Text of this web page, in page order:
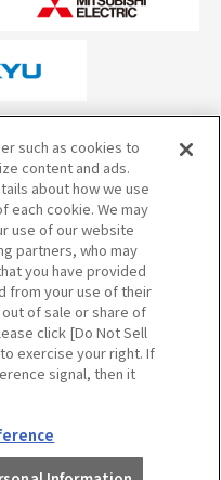
ーについて
あたって
扱い
のお問い合わせ
フォンサービス
2512
such as cookies to
content and ads.
about how we use
each cookie. We may
use of our website
partners, who may
you have provided
from your use of their
of sale or share of
click [Do Not Sell
exercise your right. If
signal, then it